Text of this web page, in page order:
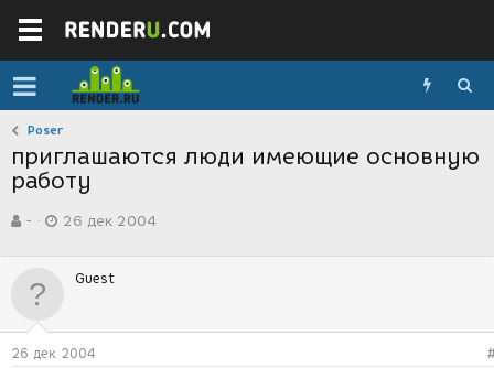
Poser
приглашаются люди имеющие основную
работу
в
р
м
-
а
д
26 дек 2004
Guest
26 дек 2004